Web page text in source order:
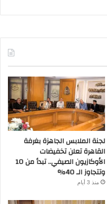
لجنة الملابس الجاهزة بغرفة
القاهرة تعلن تخفيضات
الأوكازيون الصيفي.. تبدأ من 10
وتتجاوز الـ 40%
منذ 3 أيام